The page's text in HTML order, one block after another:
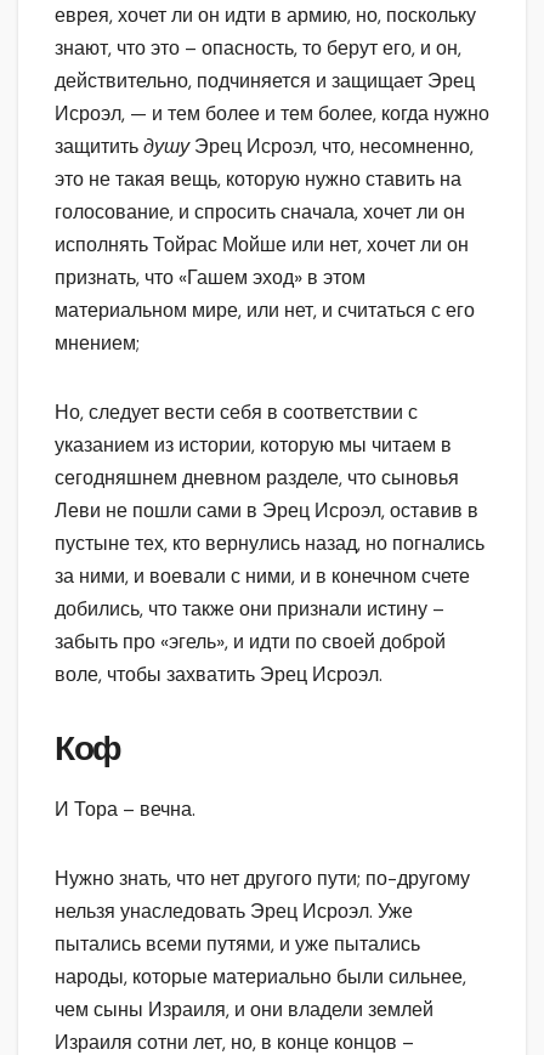
еврея, хочет ли он идти в армию, но, поскольку
знают, что это – опасность, то берут его, и он,
действительно, подчиняется и защищает Эрец
Исроэл, — и тем более и тем более, когда нужно
защититьдушуЭрец Исроэл, что, несомненно,
это не такая вещь, которую нужно ставить на
голосование, и спросить сначала, хочет ли он
исполнять Тойрас Мойше или нет, хочет ли он
признать, что «Гашем эход» в этом
материальном мире, или нет, и считаться с его
мнением;
Но, следует вести себя в соответствии с
указанием из истории, которую мы читаем в
сегодняшнем дневном разделе, что сыновья
Леви не пошли сами в Эрец Исроэл, оставив в
пустыне тех, кто вернулись назад, но погнались
за ними, и воевали с ними, и в конечном счете
добились, что также они признали истину –
забыть про «эгель», и идти по своей доброй
воле, чтобы захватить Эрец Исроэл.
Коф
И Тора – вечна.
Нужно знать, что нет другого пути; по-другому
нельзя унаследовать Эрец Исроэл. Уже
пытались всеми путями, и уже пытались
народы, которые материально были сильнее,
чем сыны Израиля, и они владели землей
Израиля сотни лет, но, в конце концов –